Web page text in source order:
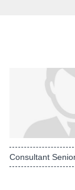
Consultant